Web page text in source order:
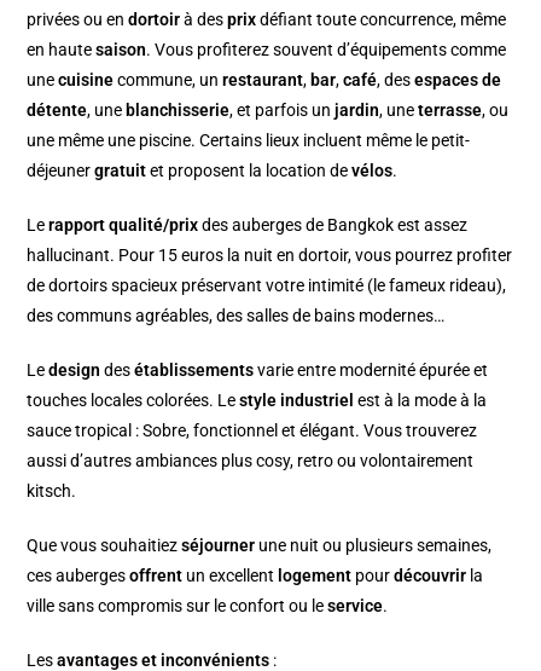
privées ou endortoirà desprixdéfiant toute concurrence, même
en hautesaison. Vous profiterez souvent d’équipements comme
unecuisinecommune, unrestaurant, bar,café, desespaces de
détente, une blanchisserie, et parfois unjardin, uneterrasse, ou
une même une piscine. Certains lieux incluent même le petit-
déjeunergratuitet proposent la location devélos.
Lerapport qualité/prixdes auberges de Bangkok est assez
hallucinant. Pour 15 euros la nuit en dortoir, vous pourrez profiter
de dortoirs spacieux préservant votre intimité (le fameux rideau),
des communs agréables, des salles de bains modernes…
Ledesign desétablissementsvarie entre modernité épurée et
touches locales colorées. Lestyle industriel est à la mode à la
sauce tropical : Sobre, fonctionnel et élégant. Vous trouverez
aussi d’autres ambiances plus cosy, retro ou volontairement
kitsch.
Que vous souhaitiezséjourner une nuit ou plusieurs semaines,
ces aubergesoffrent un excellent logement pourdécouvrir la
ville sans compromis sur le confort ou leservice.
Lesavantages et inconvénients :